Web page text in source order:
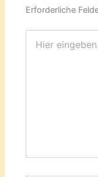
Erforderliche
eingeben…